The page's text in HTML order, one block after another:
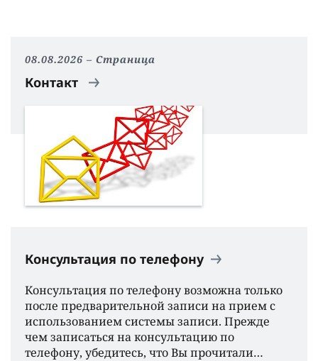
08.08.2026 Страница
Контакт
Консультация по телефону
Консультация по телефону возможна только
после предварительной записи на прием с
использованием системы записи. Прежде
чем записаться на консультацию по
телефону, убедитесь, что Вы прочитали…